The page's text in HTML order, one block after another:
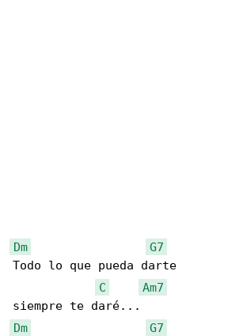
Dm
G7
Todo lo que pueda darte
C
Am7
Dm
G7